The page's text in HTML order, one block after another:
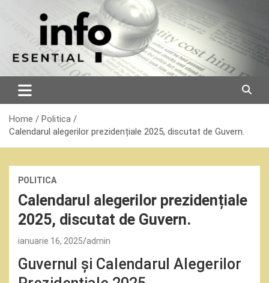
Home
Politica
Calendarul alegerilor prezidențiale 2025, discutat de Guvern.
POLITICA
Calendarul alegerilor prezidențiale
2025, discutat de Guvern.
ianuarie 16, 2025 admin
Guvernul și Calendarul Alegerilor